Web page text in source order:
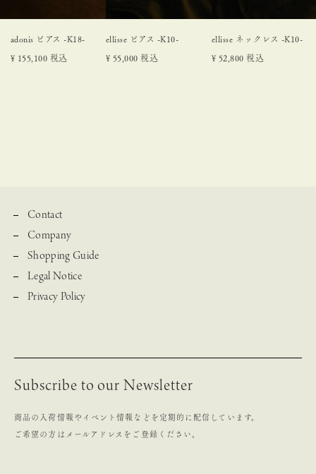
adonis ピアス -K18-
¥ 155,100 税込
ellisse ピアス -K10-
¥ 55,000 税込
ellisse ネックレス -K10-
¥ 52,800 税込
Subscribe to our Newsletter
商品の入荷情報やイベント情報などを定期的に配信しています。
ご希望の方はメールアドレスをご登録ください。
Contact
Company
Shopping Guide
Legal Notice
Privacy Policy